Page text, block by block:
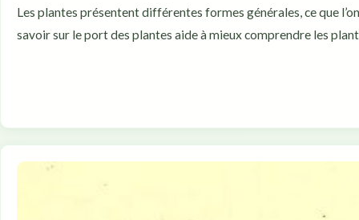
Les plantes présentent différentes formes générales, ce que
savoir sur le port des plantes aide à mieux comprendre les